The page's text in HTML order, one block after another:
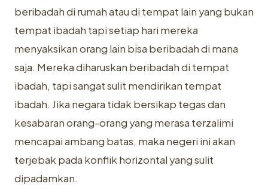
beribadah di rumah atau di tempat lain yang bukan
tempat ibadah tapi setiap hari mereka
menyaksikan orang lain bisa beribadah di mana
saja. Mereka diharuskan beribadah di tempat
ibadah, tapi sangat sulit mendirikan tempat
ibadah. Jika negara tidak bersikap tegas dan
kesabaran orang-orang yang merasa terzalimi
mencapai ambang batas, maka negeri ini akan
terjebak pada konflik horizontal yang sulit
dipadamkan.